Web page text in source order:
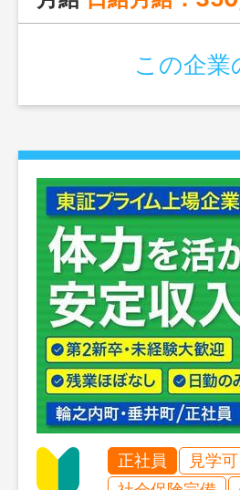
この企
正社員 見学可